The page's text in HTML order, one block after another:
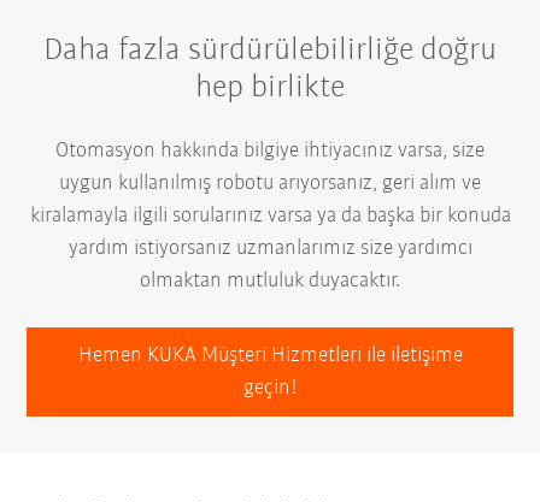
Daha fazla sürdürülebilirliğe doğru
hep birlikte
Otomasyon hakkında bilgiye ihtiyacınız varsa, size
uygun kullanılmış robotu arıyorsanız, geri alım ve
kiralamayla ilgili sorularınız varsa ya da başka bir konuda
yardım istiyorsanız uzmanlarımız size yardımcı
olmaktan mutluluk duyacaktır.
Hemen KUKA Müşteri Hizmetleri ile iletişime
geçin!